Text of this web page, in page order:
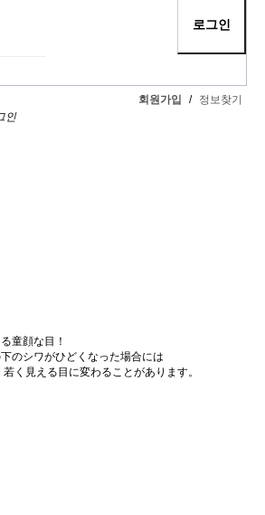
회원가입 / 정보찾기
인
童顔な目！
のシワがひどくなった場合には
く見える目に変わることがあります。